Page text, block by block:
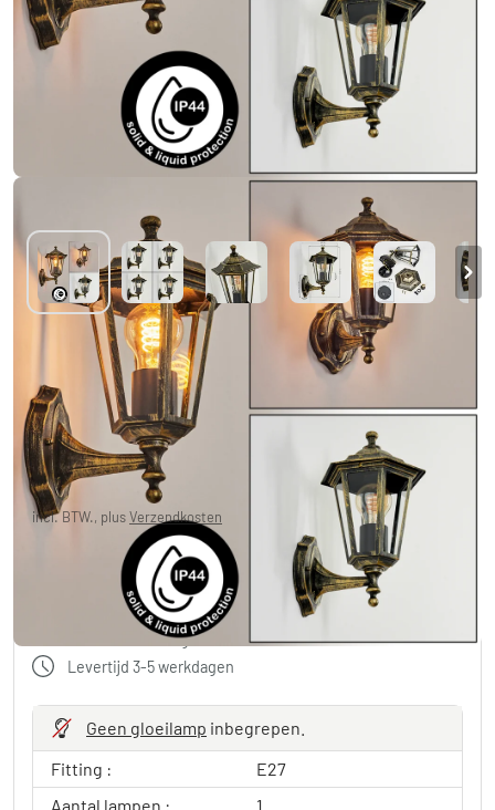
Loria Buiten muurverlichting Goud, Zwart, 1-
licht
-41% € 23,39
Je redt € 16,60
incl. BTW., plusVerzendkosten
in winkelwagen
Gratis verzending vanaf 100€ bestelwaarde
Levertijd 3-5 werkdagen
Geen gloeilamp inbegrepen.
Fitting :
E27
Aantal lampen :
1